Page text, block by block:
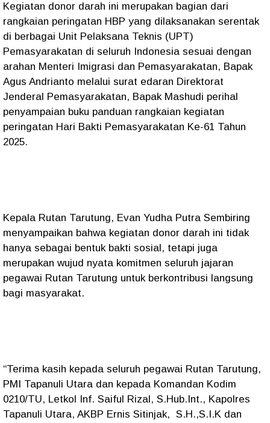
Kegiatan donor darah ini merupakan bagian dari
rangkaian peringatan HBP yang dilaksanakan serentak
di berbagai Unit Pelaksana Teknis (UPT)
Pemasyarakatan di seluruh Indonesia sesuai dengan
arahan Menteri Imigrasi dan Pemasyarakatan, Bapak
Agus Andrianto melalui surat edaran Direktorat
Jenderal Pemasyarakatan, Bapak Mashudi perihal
penyampaian buku panduan rangkaian kegiatan
peringatan Hari Bakti Pemasyarakatan Ke-61 Tahun
2025.
Kepala Rutan Tarutung, Evan Yudha Putra Sembiring
menyampaikan bahwa kegiatan donor darah ini tidak
hanya sebagai bentuk bakti sosial, tetapi juga
merupakan wujud nyata komitmen seluruh jajaran
pegawai Rutan Tarutung untuk berkontribusi langsung
bagi masyarakat.
“Terima kasih kepada seluruh pegawai Rutan Tarutung,
PMI Tapanuli Utara dan kepada Komandan Kodim
0210/TU, Letkol Inf. Saiful Rizal, S.Hub.Int., Kapolres
Tapanuli Utara, AKBP Ernis Sitinjak, S.H.,S.I.K dan